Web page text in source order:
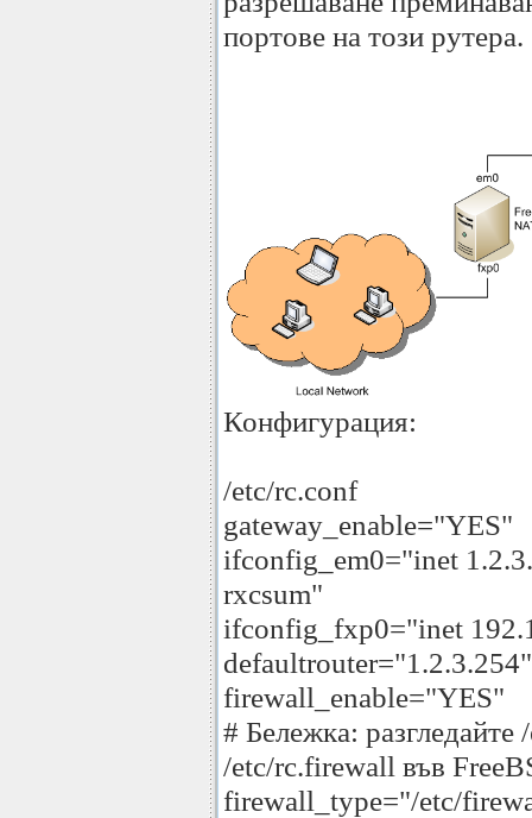
портове на този рутера.
Конфигурация:
/etc/rc.conf
gateway_enable="YES"
ifconfig_em0="inet
rxcsum"
ifconfig_fxp0="inet
defaultrouter="1.2.3.254"
firewall_enable="YES"
# Бележка:
/etc/rc.firewall във
firewall_type="/etc/